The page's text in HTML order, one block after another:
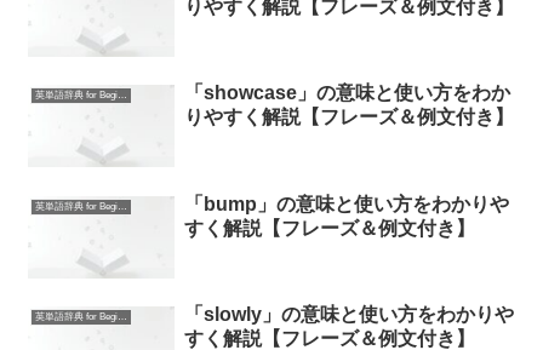
りやすく解説【フレーズ＆例文付き】
英単語辞典 for Beginners
「showcase」の意味と使い方をわか
りやすく解説【フレーズ＆例文付き】
英単語辞典 for Beginners
「bump」の意味と使い方をわかりや
すく解説【フレーズ＆例文付き】
英単語辞典 for Beginners
「slowly」の意味と使い方をわかりや
すく解説【フレーズ＆例文付き】